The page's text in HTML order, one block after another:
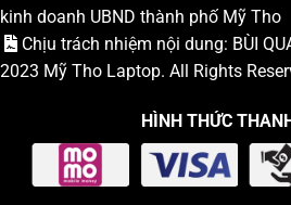
kinh doanh UBND thành phố Mỹ Tho
Chịu trách nhiệm nội dung: BÙI
2023 Mỹ Tho Laptop. All Rights
HÌNH THỨC